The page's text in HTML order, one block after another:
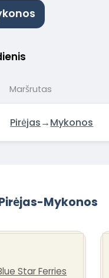
Maršrutas
Pirėjas→Mykonos
Mykonos
Star Ferries